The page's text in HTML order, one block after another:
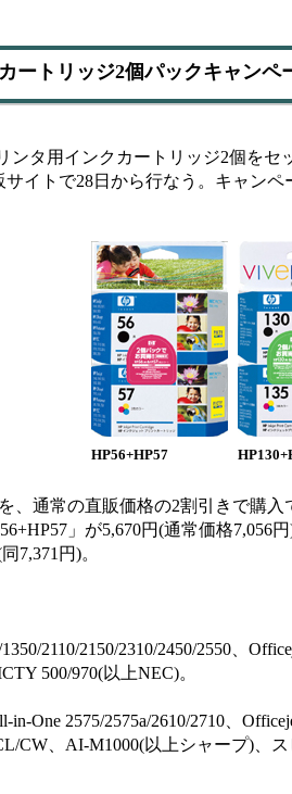
ートリッジ2個パックキャンペ
タ用インクカートリッジ2個をセ
イトで28日から行なう。キャンペ
HP56+HP57
通常の直販価格の2割引きで購入
」が5,670円(通常価格7,056
7,371円)。
2110/2150/2310/2450/2550、
500/970(以上NEC)。
One 2575/2575a/2610/2710、
CW、AI-M1000(以上シャープ)、ス